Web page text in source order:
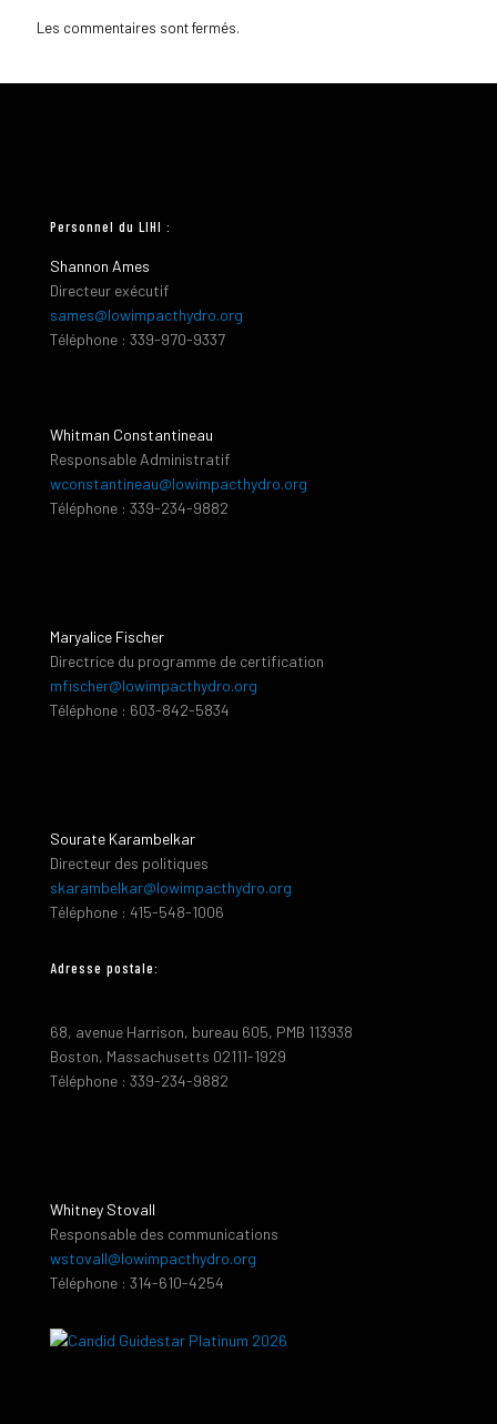
Les commentaires sont fermés.
Personnel du LIHI :
Shannon Ames
Directeur exécutif
sames@lowimpacthydro.org
Téléphone : 339-970-9337
Whitman Constantineau
Responsable Administratif
wconstantineau@lowimpacthydro.org
Téléphone : 339-234-9882
Maryalice Fischer
Directrice du programme de certification
mfischer@lowimpacthydro.org
Téléphone : 603-842-5834
Sourate Karambelkar
Directeur des politiques
skarambelkar@lowimpacthydro.org
Téléphone : 415-548-1006
Adresse postale:
68, avenue Harrison, bureau 605, PMB 113938
Boston, Massachusetts 02111-1929
Téléphone : 339-234-9882
Whitney Stovall
Responsable des communications
wstovall@lowimpacthydro.org
Téléphone : 314-610-4254